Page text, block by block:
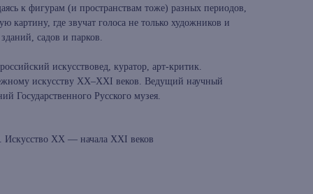
к фигурам (и пространствам тоже) разных периодов,
картину, где звучат голоса не только художников и
садов и парков.
искусствовед, куратор, арт-критик.
искусству XX–XXI веков. Ведущий научный
Государственного Русского музея.
Искусство XX — начала XXI веков